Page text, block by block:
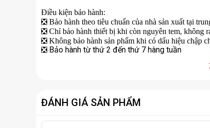
Điều kiện bảo hành:
❎ Bảo hành theo tiêu chuẩn của nhà sản xuất tại
❎ Chỉ bảo hành thiết bị khi còn nguyên tem, không
❎ Không bảo hành sản phẩm khi có dấu hiệu chập
❎Bảo hành từ thứ 2 đến thứ 7 hàng tuần
ĐÁNH GIÁ SẢN PHẨM